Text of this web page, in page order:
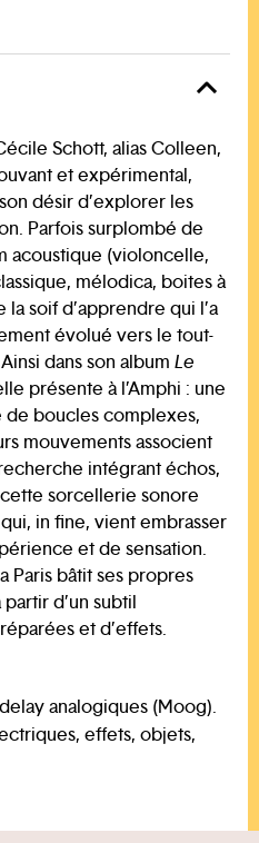
Schott, alias Colleen,
et expérimental,
désir d’explorer les
Parfois surplombé de
acoustique (violoncelle,
mélodica, boites à
soif d’apprendre qui l’a
évolué vers le tout-
dans son album Le
présente à l’Amphi : une
boucles complexes,
mouvements associent
intégrant échos,
sorcellerie sonore
in fine, vient embrasser
et de sensation.
Paris bâtit ses propres
d’un subtil
et d’effets.
analogiques (Moog).
effets, objets,